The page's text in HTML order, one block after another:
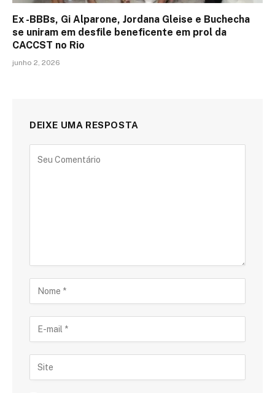
Ex -BBBs, Gi Alparone, Jordana Gleise e Buchecha
se uniram em desfile beneficente em prol da
CACCST no Rio
junho 2, 2026
DEIXE UMA RESPOSTA